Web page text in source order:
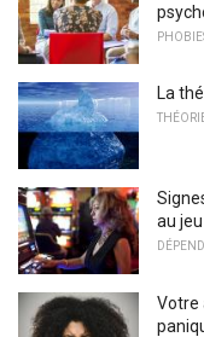
La
au jeu
Votre